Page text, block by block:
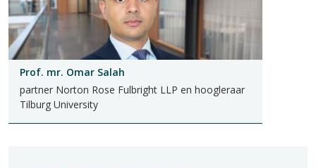
Prof. mr. Omar Salah
partner Norton Rose Fulbright LLP en hoogleraar
Tilburg University